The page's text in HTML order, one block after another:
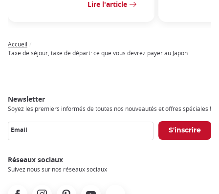
Lire l'article
Breadcrumb
Accueil
Taxe de séjour, taxe de départ: ce que vous devrez payer au Japon
Newsletter
Soyez les premiers informés de toutes nos nouveautés et offres spéciales !
Email
Réseaux sociaux
Suivez nous sur nos réseaux sociaux
FacebookInstagramPinterest Youtube